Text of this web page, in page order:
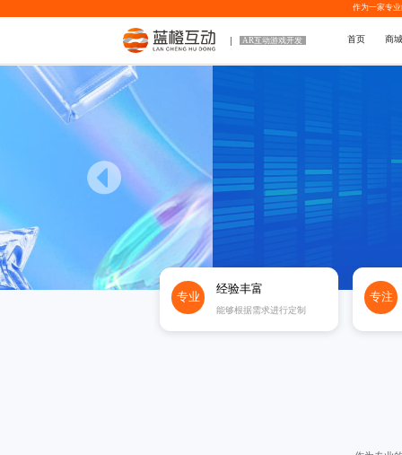
作为一家专业
AR互动游戏开发 首页 商
专业
经验丰富
能够根据需求进行定制
专注